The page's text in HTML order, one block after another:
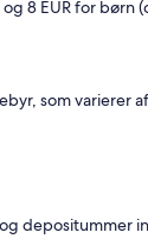
8 EUR for børn
som
depositummer